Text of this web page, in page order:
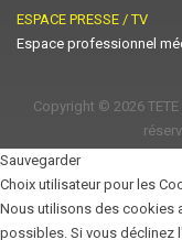
ESPACE PRESSE / TV
Espace professionnel
Copyright © 2026
Sauvegarder
Choix utilisateur pour les
Nous utilisons des cookies
possibles. Si vous déclinez